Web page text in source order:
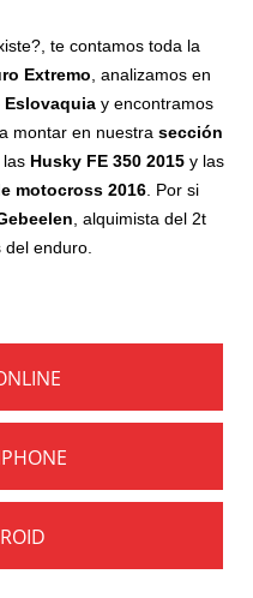
te contamos toda la
Extremo , analizamos en
Eslovaquia y encontramos
montar en nuestra sección
las Husky FE 350 2015 y las
motocross 2016 . Por si
, alquimista del 2t
enduro.